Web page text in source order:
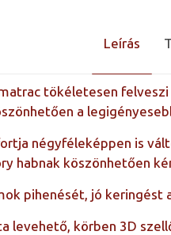
Leírás
tökéletesen
a
négyféleképpen is
habnak köszönhetően
pihenését, jó keringést
levehető, körben 3D